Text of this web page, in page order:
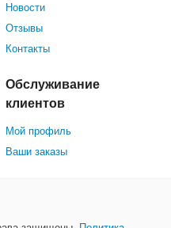
Новости
Отзывы
Контакты
Обслуживание
клиентов
Мой профиль
Ваши заказы